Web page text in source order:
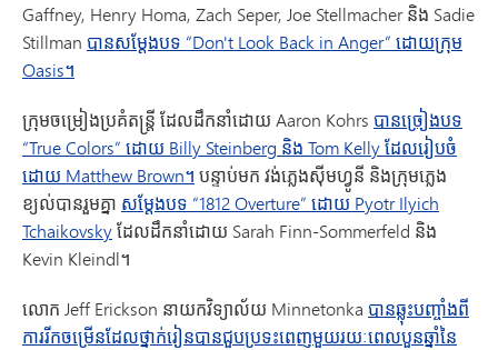
Gaffney, Henry Homa, Zach Seper, Joe Stellmacher និង Sadie
Stillman បានសម្តែងបទ “Don't Look Back in Anger” ដោយក្រុម
Oasis។
ក្រុមចម្រៀងប្រគំតន្ត្រី ដែលដឹកនាំដោយ Aaron Kohrs បានច្រៀងបទ
“True Colors” ដោយ Billy Steinberg និង Tom Kelly ដែលរៀបចំ
ដោយ Matthew Brown។ បន្ទាប់មក វង់ភ្លេងស៊ីមហ្វូនី និងក្រុមភ្លេង
ខ្យល់បានរួមគ្នា សម្តែងបទ “1812 Overture” ដោយ Pyotr Ilyich
Tchaikovskyដែលដឹកនាំដោយ Sarah Finn-Sommerfeld និង
Kevin Kleindl។
លោក Jeff Erickson នាយកវិទ្យាល័យ Minnetonka បានឆ្លុះបញ្ចាំងពី
ការរីកចម្រើនដែលថ្នាក់រៀនបានជួបប្រទះពេញមួយរយៈពេលបួនឆ្នាំនៃ